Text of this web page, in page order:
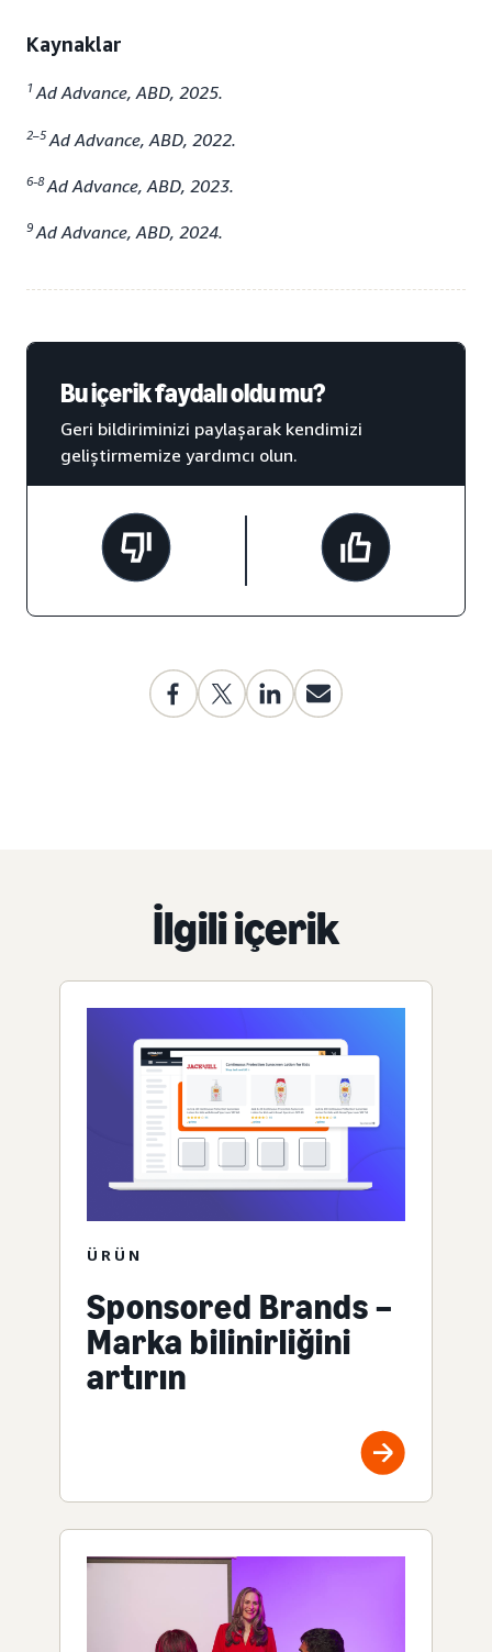
Kaynaklar
1 Ad Advance, ABD, 2025.
2–5Ad Advance, ABD, 2022.
6-8Ad Advance, ABD, 2023.
9 Ad Advance, ABD, 2024.
Bu içerik faydalı oldu mu?
Geri bildiriminizi paylaşarak kendimizi
geliştirmemize yardımcı olun.
İlgili içerik
ÜRÜN
Sponsored Brands –
Marka bilinirliğini
artırın